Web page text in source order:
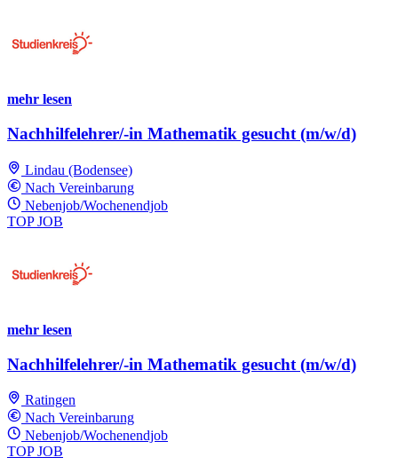
mehr lesen
Nachhilfelehrer/-in Mathematik gesucht (m/w/d)
Lindau (Bodensee)
Nach Vereinbarung
Nebenjob/Wochenendjob
TOP JOB
mehr lesen
Nachhilfelehrer/-in Mathematik gesucht (m/w/d)
Ratingen
Nach Vereinbarung
Nebenjob/Wochenendjob
TOP JOB